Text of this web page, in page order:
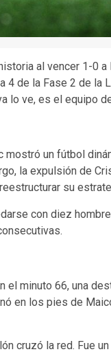
al vencer 1-0
de la Fase 2 de la
lo ve, es el equipo
mostró un fútbol
la expulsión de
su
con diez
el minuto 66, una
en los pies de
cruzó la red. Fue